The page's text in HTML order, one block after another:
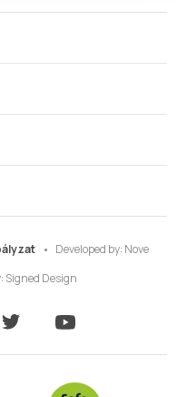
Developed by: Nove
Signed Design